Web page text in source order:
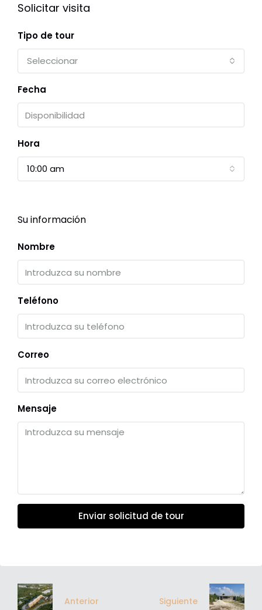
Solicitar visita
Tipo de tour
Seleccionar
Fecha
Hora
10:00 am
Su información
Nombre
Teléfono
Correo
Mensaje
Enviar solicitud de tour
Anterior Siguiente